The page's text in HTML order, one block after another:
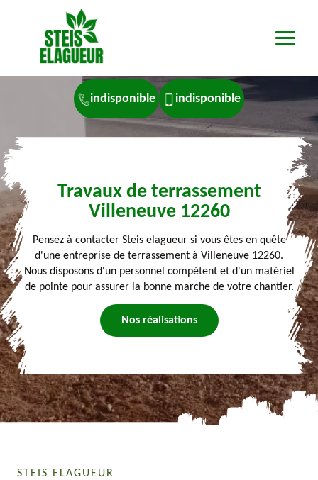
indisponible indisponible
Travaux de terrassement
Villeneuve 12260
Pensez à contacter Steis elagueur si vous êtes en quête
d'une entreprise de terrassement à Villeneuve 12260.
Nous disposons d'un personnel compétent et d'un matériel
de pointe pour assurer la bonne marche de votre chantier.
Nos réalisations
STEIS ELAGUEUR